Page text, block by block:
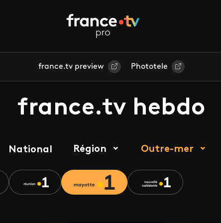
france.tv preview Phototele
france.tv hebdo
National Région Outre-mer